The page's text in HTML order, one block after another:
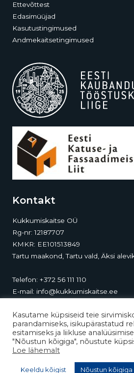
Ettevõttest
Edasimüüjad
Kasutustingimused
Andmekaitsetingimused
Kontakt
Kukkumiskaitse OÜ
Rg-nr: 12187707
KMKR: EE101513849
Tartu maakond, Tartu vald, Äksi
Telefon: +372 56 111 110
E-mail: info@kukkumiskaitse.ee
Kasutame küpsiseid teie
parandamiseks, isikupärastatud
esitamiseks ja liikluse
"Nõustun kõigiga", nõustute
Loe lähemalt
Keeldu kõigist Nõustun kõigiga